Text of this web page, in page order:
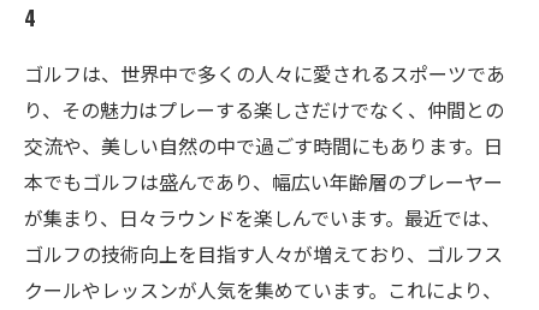
4
ゴルフは、世界中で多くの人々に愛されるスポーツであ
り、その魅力はプレーする楽しさだけでなく、仲間との
交流や、美しい自然の中で過ごす時間にもあります。日
本でもゴルフは盛んであり、幅広い年齢層のプレーヤー
が集まり、日々ラウンドを楽しんでいます。最近では、
ゴルフの技術向上を目指す人々が増えており、ゴルフス
クールやレッスンが人気を集めています。これにより、